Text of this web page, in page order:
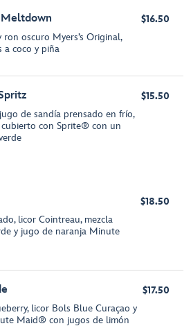
ron oscuro Myers’s Original,
a coco y piña
$16.50
de sandía prensado en frío,
con Sprite® con un
$15.50
licor Cointreau, mezcla
y jugo de naranja Minute
$18.50
licor Bols Blue Curaçao y
Maid® con jugos de limón
$17.50